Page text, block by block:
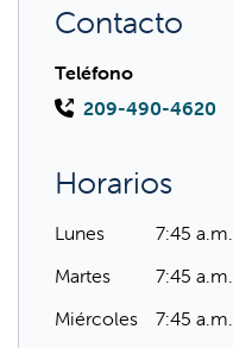
Contacto
Teléfono
209-490-4620
Horarios
Lunes 7:45 a.m.
Martes
7:45 a.m.
Miércoles
7:45 a.m.